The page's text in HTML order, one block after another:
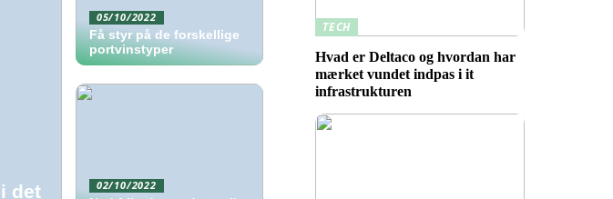
det
05/10/2022
Få styr på de forskellige
portvinstyper
02/10/2022
TECH
Hvad er Deltaco og hvordan har
mærket vundet indpas i it
infrastrukturen